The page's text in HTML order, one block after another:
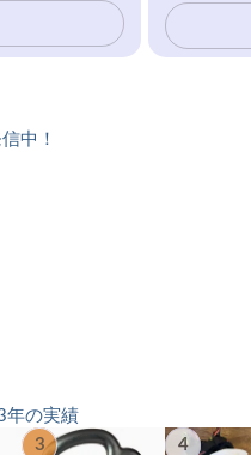
鍛えるギア。
中！
年の実績
3 4